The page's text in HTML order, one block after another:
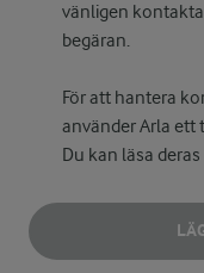
vänligen
begäran.
För att hantera
använder Arla ett
Du kan läsa